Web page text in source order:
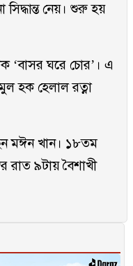
সিদ্ধান্ত নেয়। শুরু হয়
‘বাসর ঘরে চোর’। এ
হক হেলাল রত্না
মঈন খান। ১৮তম
রাত ৯টায় বৈশাখী